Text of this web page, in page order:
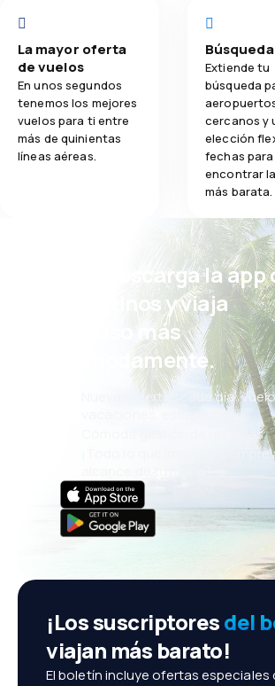
La mayor oferta
de vuelos
En unos segundos
tenemos los mejores
vuelos para ti entre
más de quinientas
líneas aéreas.
Extiende tu
búsqueda
cercanos y
elección
fechas para
encontrar
más barata.
¡Eh! Descarga la app
eDestinos y viaja
incluso más
cómodamente.
Nuevas ofertas cada día:
vacaciones, escapadas
Cómoda gestión de reservas
¡Todo lo que importa, siempre
¡Los suscriptoresdel
viajan más barato!
El boletín incluye ofertas especiales